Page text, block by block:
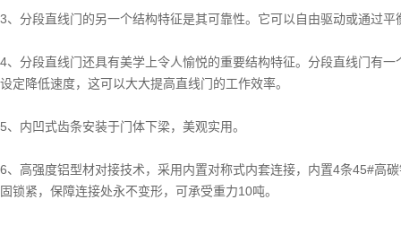
3、分段直线门的另一个结构特征是其可靠性。它可以自由驱动或通过
4、分段直线门还具有美学上令人愉悦的重要结构特征。分段直线门有
设定降低速度，这可以大大提高直线门的工作效率。
5、内凹式齿条安装于门体下梁，美观实用。
6、高强度铝型材对接技术，采用内置对称式内套连接，内置4条45#高
固锁紧，保障连接处永不变形，可承受重力10吨。